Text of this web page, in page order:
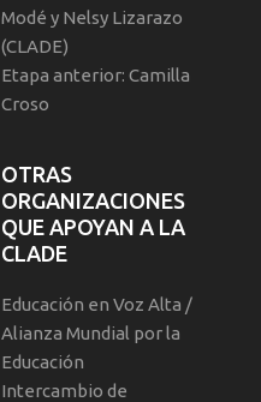
Modé y Nelsy Lizarazo
(CLADE)
Etapa anterior: Camilla
Croso
OTRAS
ORGANIZACIONES
QUE APOYAN A LA
CLADE
Educación en Voz Alta /
Alianza Mundial por la
Educación
Intercambio de